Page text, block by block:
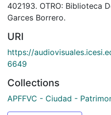
402193. OTRO: Biblioteca
Garces Borrero.
URI
https://
6649
Collections
APFFVC - Ciudad -